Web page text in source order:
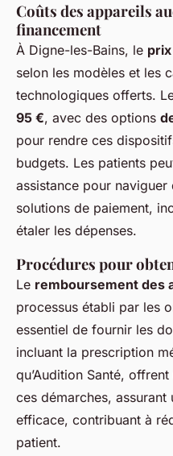
Coûts des appareils
financement
À Digne-les-Bains, le
selon les modèles et les
technologiques offerts.
95 €, avec des options
pour rendre ces
budgets. Les patients
assistance pour
solutions de paiement,
étaler les dépenses.
Procédures pour
Le remboursement des
processus établi par les
essentiel de fournir les
incluant la prescription
qu’Audition Santé,
ces démarches,
efficace, contribuant à
patient.